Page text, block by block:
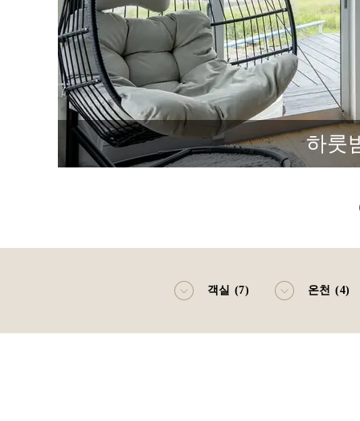
하룻
객실 (7) 온천 (4)